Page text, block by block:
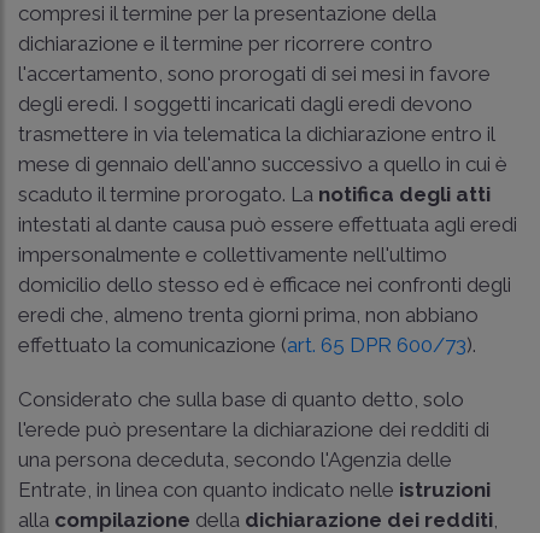
compresi il termine per la presentazione della
dichiarazione e il termine per ricorrere contro
l'accertamento, sono prorogati di sei mesi in favore
degli eredi. I soggetti incaricati dagli eredi devono
trasmettere in via telematica la dichiarazione entro il
mese di gennaio dell'anno successivo a quello in cui è
scaduto il termine prorogato. La notifica degli atti
intestati al dante causa può essere effettuata agli eredi
impersonalmente e collettivamente nell'ultimo
domicilio dello stesso ed è efficace nei confronti degli
eredi che, almeno trenta giorni prima, non abbiano
effettuato la comunicazione (art. 65 DPR 600/73).
Considerato che sulla base di quanto detto, solo
l'erede può presentare la dichiarazione dei redditi di
una persona deceduta, secondo l'Agenzia delle
Entrate, in linea con quanto indicato nelle istruzioni
alla compilazione della dichiarazione dei redditi,